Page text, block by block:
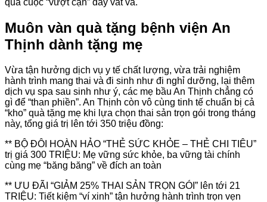
Muôn vàn quà tặng bệnh viện An
Thịnh dành tặng mẹ
Vừa tận hưởng dịch vụ y tế chất lượng, vừa trải nghiệm
hành trình mang thai và đi sinh như đi nghỉ dưỡng, lại thêm
dịch vụ spa sau sinh như ý, các mẹ bầu An Thịnh chẳng có
gì để “than phiền”. An Thịnh còn vô cùng tinh tế chuẩn bị cả
“kho” quà tặng mẹ khi lựa chọn thai sản trọn gói trong tháng
này, tổng giá trị lên tới 350 triệu đồng:
** BỘ ĐÔI HOÀN HẢO “THẺ SỨC KHỎE – THẺ CHI TIÊU”
trị giá 300 TRIỆU: Mẹ vững sức khỏe, ba vững tài chính
cùng mẹ “băng băng” về đích an toàn
** ƯU ĐÃI “GIẢM 25% THAI SẢN TRỌN GÓI” lên tới 21
TRIỆU: Tiết kiệm “ví xinh” tận hưởng hành trình trọn vẹn